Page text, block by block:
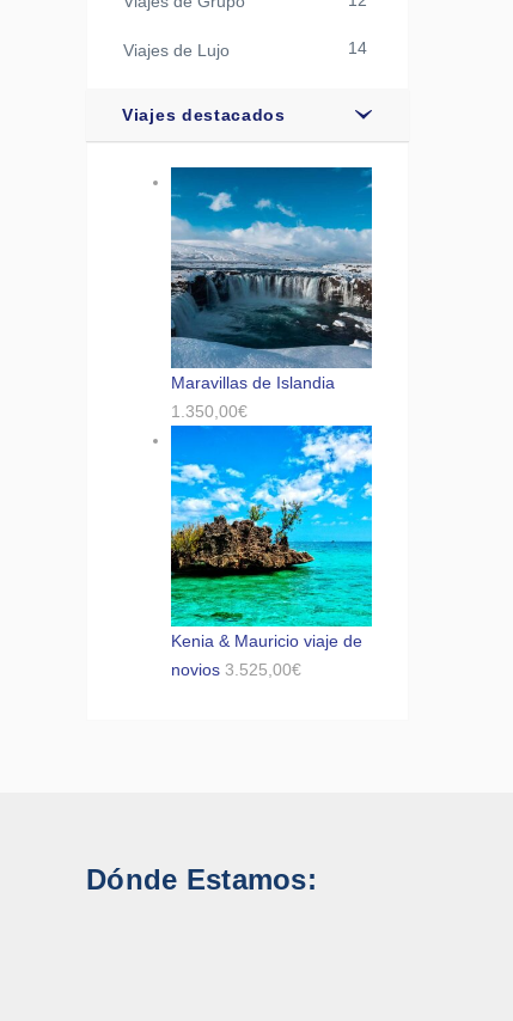
Viajes de Lujo 14
Viajes destacados
Maravillas de Islandia
1.350,00€
Kenia & Mauricio viaje de
novios 3.525,00€
Dónde Estamos: